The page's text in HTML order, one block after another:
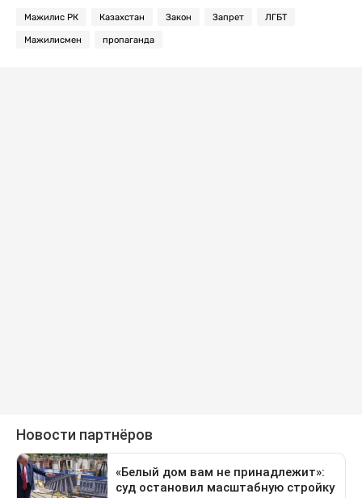
Мажилис РК Казахстан Закон Запрет ЛГБТ
Мажилисмен пропаганда